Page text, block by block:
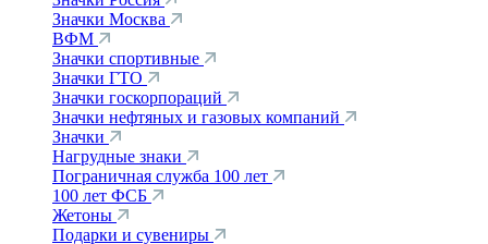
Значки Москва
ВФМ
Значки спортивные
Значки ГТО
Значки госкорпораций
Значки нефтяных и газовых компаний
Значки
Нагрудные знаки
Пограничная служба 100 лет
100 лет ФСБ
Жетоны
Подарки и сувениры